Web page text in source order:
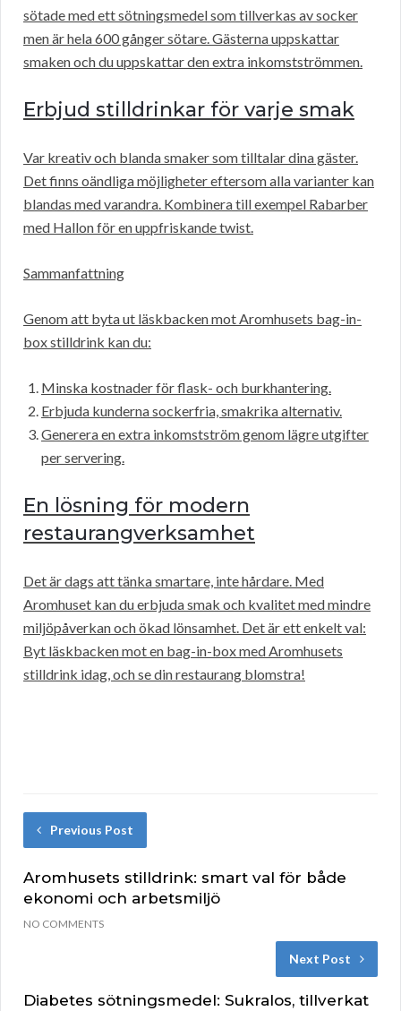
sötade med ett sötningsmedel som tillverkas av socker
men är hela 600 gånger sötare. Gästerna uppskattar
smaken och du uppskattar den extra inkomstströmmen.
Erbjud stilldrinkar för varje smak
Var kreativ och blanda smaker som tilltalar dina gäster.
Det finns oändliga möjligheter eftersom alla varianter kan
blandas med varandra. Kombinera till exempel Rabarber
med Hallon för en uppfriskande twist.
Sammanfattning
Genom att byta ut läskbacken mot Aromhusets bag-in-
box stilldrink kan du:
Minska kostnader för flask- och burkhantering.
Erbjuda kunderna sockerfria, smakrika alternativ.
Generera en extra inkomstström genom lägre utgifter
per servering.
En lösning för modern
restaurangverksamhet
Det är dags att tänka smartare, inte hårdare. Med
Aromhuset kan du erbjuda smak och kvalitet med mindre
miljöpåverkan och ökad lönsamhet. Det är ett enkelt val:
Byt läskbacken mot en bag-in-box med Aromhusets
stilldrink idag, och se din restaurang blomstra!
Previous Post
Aromhusets stilldrink: smart val för både
ekonomi och arbetsmiljö
NO COMMENTS
Next Post
Diabetes sötningsmedel: Sukralos, tillverkat